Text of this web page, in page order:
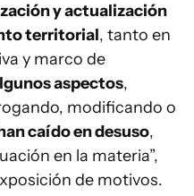
y actualización
territorial, tanto en
y marco de
aspectos,
modificando o
caído en desuso,
en la materia”,
de motivos.